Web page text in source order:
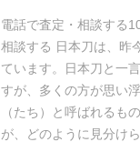
電話で査定・相談する
相談する 日本刀は、昨
ています。日本刀と一
すが、多くの方が思い
（たち）と呼ばれるも
が、どのように見分け